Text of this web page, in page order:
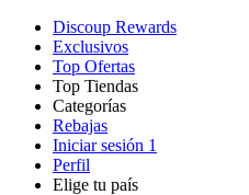
Discoup Rewards
Exclusivos
Top Ofertas
Top Tiendas
AliExpress
Categorías
Electrónica e
Rebajas
Iniciar sesión 1
Perfil
Elige tu país